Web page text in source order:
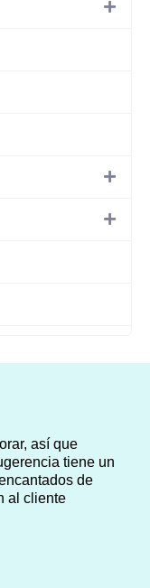
así que
tiene un
de
al cliente